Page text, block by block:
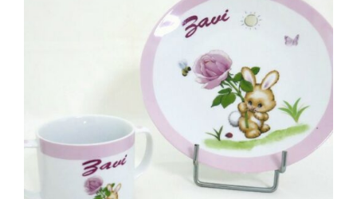
AJOUTER AU PANIER / DÉTAILS